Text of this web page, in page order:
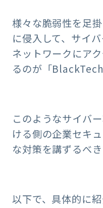
様々な脆弱性を足
に侵入して、サイ
ネットワークにア
るのが「BlackTech
このようなサイバ
ける側の企業セキ
な対策を講ずるべき
以下で、具体的に紹